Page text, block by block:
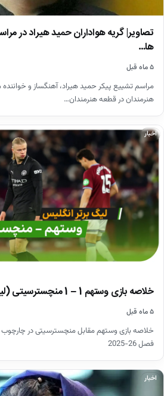
تصاویر| گریه هواداران حمید هیراد در
ها…
۵ ماه قبل
مراسم تشییع پیکر حمید هیراد، آهنگساز و
هنرمندان در قطعه هنرمندان…
اخبار
خلاصه بازی وستهم 1 – 1 منچسترسیتی (لیگ برتر انگلیس)
۵ ماه قبل
خلاصه بازی وستهم مقابل منچسترسیتی در
فصل 26-2025
اخبار